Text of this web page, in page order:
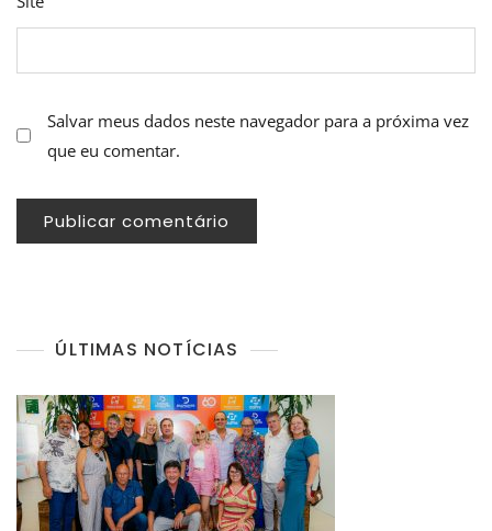
Salvar meus dados neste navegador para a próxima vez
que eu comentar.
ÚLTIMAS NOTÍCIAS